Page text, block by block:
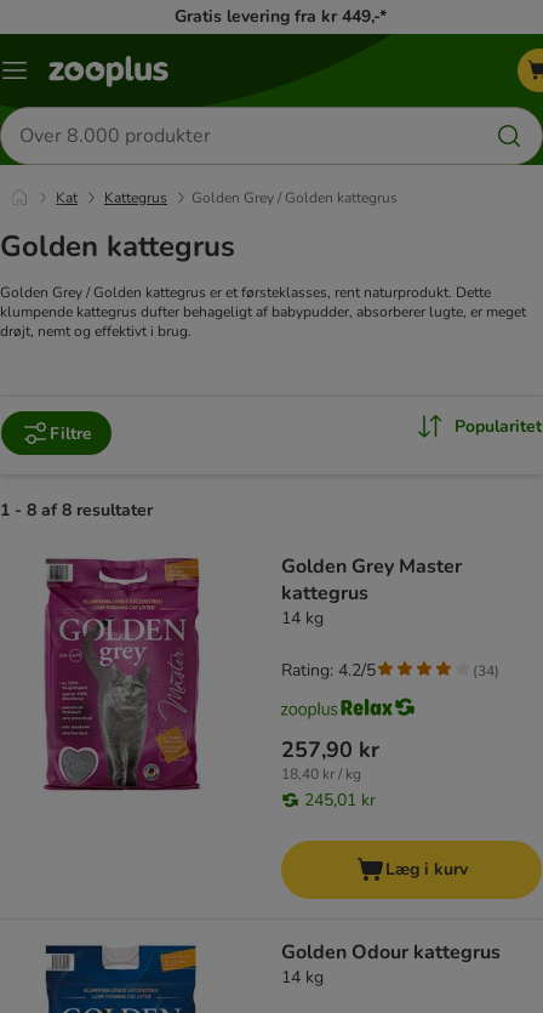
Gratis levering fra kr 449,-*
Menu
Søg
efter
produkter
Kat Kattegrus Golden Grey / Golden kattegrus
Golden kattegrus
Golden Grey / Golden kattegrus er et førsteklasses, rent naturprodukt. Dette
klumpende kattegrus dufter behageligt af babypudder, absorberer lugte, er meget
drøjt, nemt og effektivt i brug.
Filtre Popularitet
1 - 8 af 8 resultater
Golden Grey Master
kattegrus
14 kg
257,90 kr
18,40 kr / kg
245,01 kr
Rating: 4.2/5 (34)
Læg i kurv
Golden Odour kattegrus
14 kg